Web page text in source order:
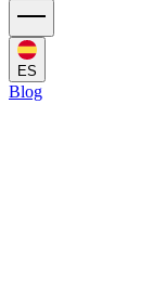
ES
Blog